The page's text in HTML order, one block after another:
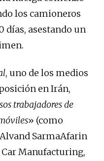
los camioneros
días, asestando un
, uno de los medios
en Irán,
trabajadores de
» (como
SarmaAfarin
Manufacturing,